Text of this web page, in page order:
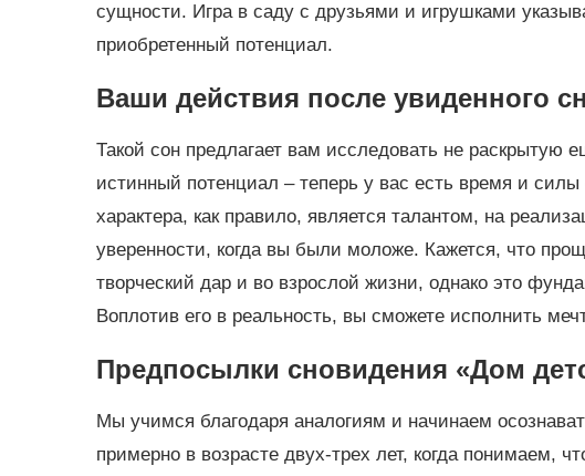
сущности. Игра в саду с друзьями и игрушками
приобретенный потенциал.
Ваши действия после увиденного
Такой сон предлагает вам исследовать не раскрытую
истинный потенциал – теперь у вас есть время и
характера, как правило, является талантом, на
уверенности, когда вы были моложе. Кажется, что
творческий дар и во взрослой жизни, однако это
Воплотив его в реальность, вы сможете исполнить
Предпосылки сновидения «Дом
Мы учимся благодаря аналогиям и начинаем
примерно в возрасте двух-трех лет, когда понимаем,